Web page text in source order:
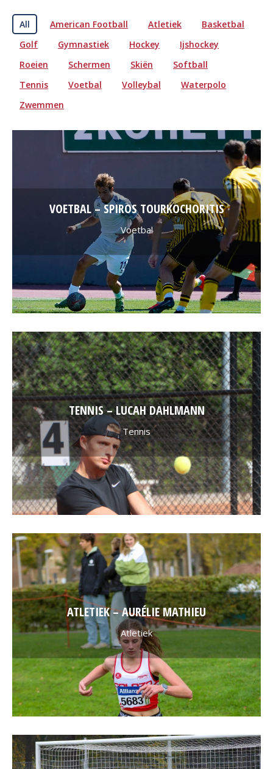
All American Football Atletiek
Basketbal
Golf
Gymnastiek Hockey
Ijshockey
Roeien
Schermen Skiën
Softball
Tennis
Voetbal Volleybal
Waterpolo
Zwemmen
VOETBAL – SPIROS TOURKOCHORITIS
Voetbal
TENNIS – LUCAH DAHLMANN
Tennis
ATLETIEK – AURÉLIE MATHIEU
Atletiek